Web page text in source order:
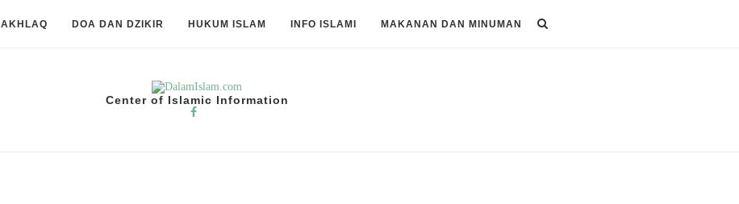
AKHLAQ DOA DAN DZIKIR HUKUM ISLAM INFO ISLAMI MAKANAN DAN MINUMAN
Center of Islamic Information